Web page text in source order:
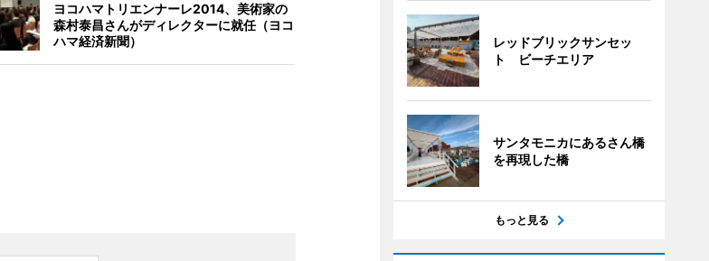
ヨコハマトリエンナーレ2014、美術家の
森村泰昌さんがディレクターに就任（ヨコ
ハマ経済新聞）
レッドブリックサンセッ
ト ビーチエリア
サンタモニカにあるさん橋
を再現した橋
もっと見る